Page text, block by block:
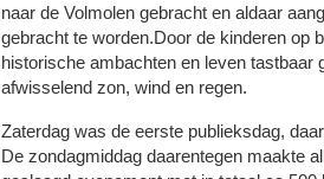
naar de Volmolen gebracht en aldaar
gebracht te worden.Door de kinderen op
historische ambachten en leven
afwisselend zon, wind en regen.
Zaterdag was de eerste publieksdag,
De zondagmiddag daarentegen maakte